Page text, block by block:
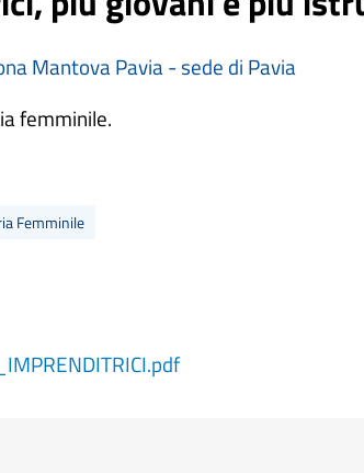
Mantova Pavia - sede di Pavia
femminile.
Femminile